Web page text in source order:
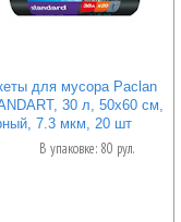
для мусора Paclan
30 л, 50х60 см,
7.3 мкм, 20 шт
В упаковке: 80 рул.